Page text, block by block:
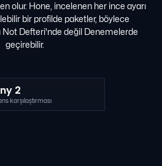
olur. Hone, incelenen her ince ayarı
bir profilde paketler, böylece
Not Defteri'nde değil Denemelerde
geçirebilir.
2
karşılaştırması